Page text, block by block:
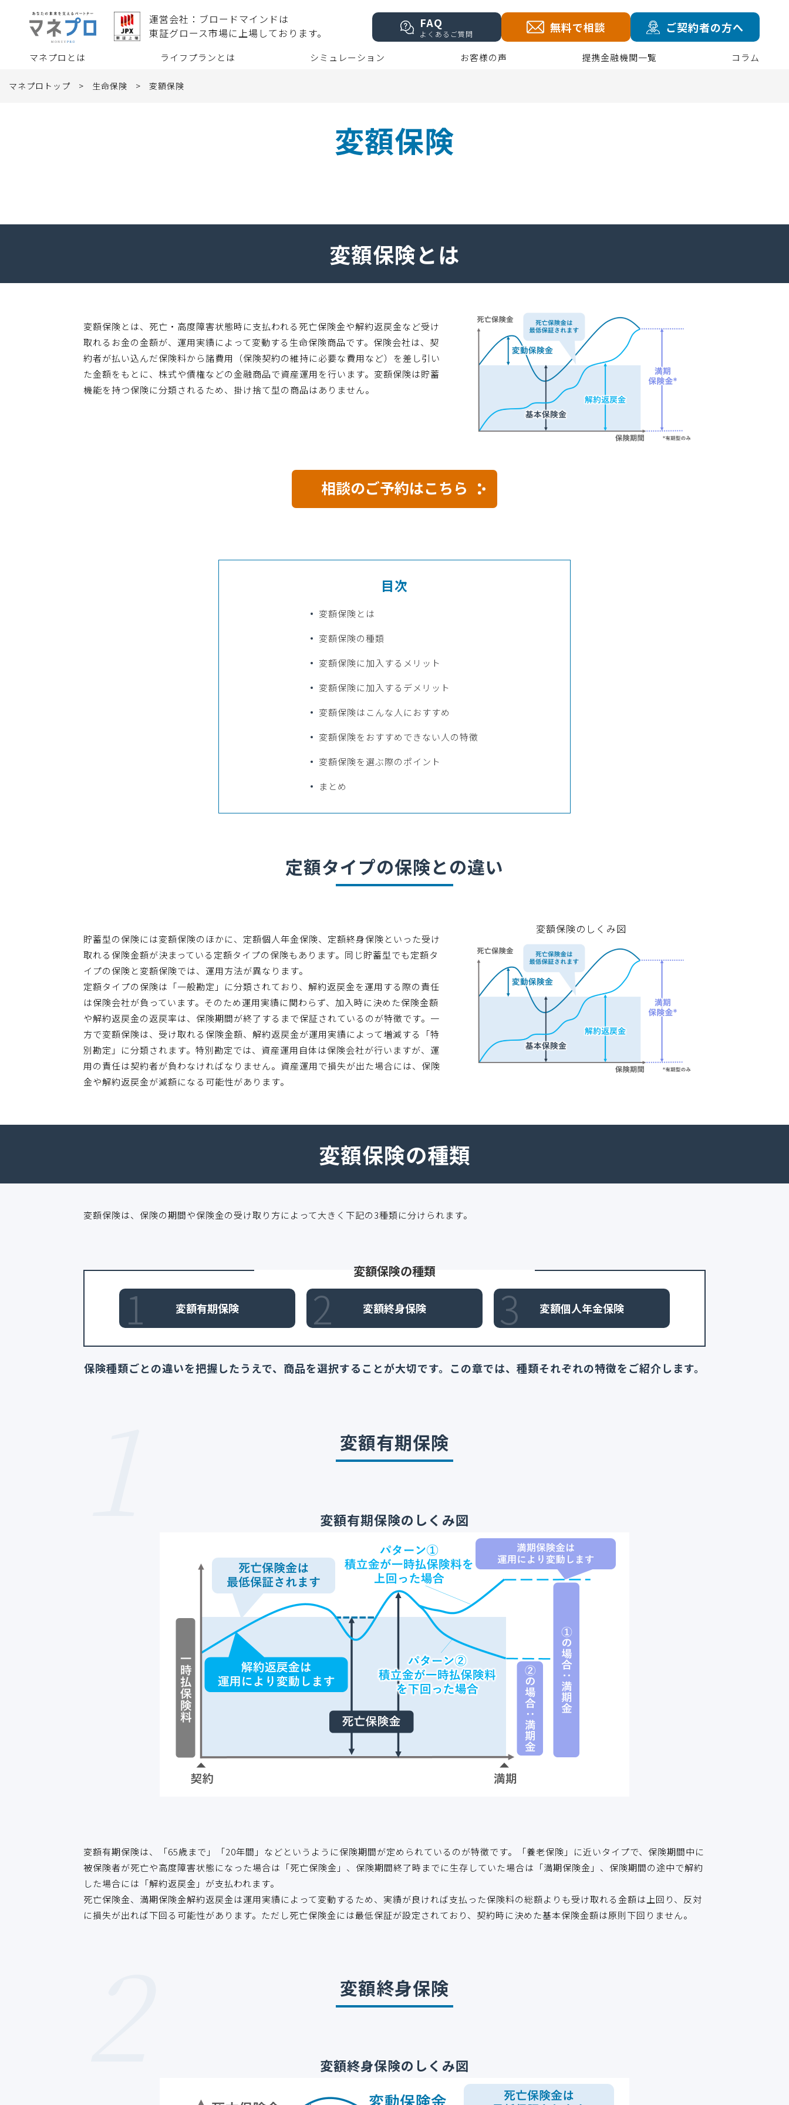
運営会社：ブロードマインドは
東証グロース市場に上場しております。
FAQ
よくあるご質問 無料で相談 ご契約者の方へ
マネプロとは ライフプランとは シミュレーション お客様の声 提携金融機関一覧 コラム
マネプロトップ > 生命保険 > 変額保険
変額保険
変額保険とは
変額保険とは、死亡・高度障害状態時に支払われる死亡保険金や解約返戻金など受け
取れるお金の金額が、運用実績によって変動する生命保険商品です。保険会社は、契
約者が払い込んだ保険料から諸費用（保険契約の維持に必要な費用など）を差し引い
た金額をもとに、株式や債権などの金融商品で資産運用を行います。変額保険は貯蓄
機能を持つ保険に分類されるため、掛け捨て型の商品はありません。
相談のご予約はこちら
目次
変額保険とは
変額保険の種類
変額保険に加入するメリット
変額保険に加入するデメリット
変額保険はこんな人におすすめ
変額保険をおすすめできない人の特徴
変額保険を選ぶ際のポイント
まとめ
定額タイプの保険との違い
変額保険のしくみ図
貯蓄型の保険には変額保険のほかに、定額個人年金保険、定額終身保険といった受け
取れる保険金額が決まっている定額タイプの保険もあります。同じ貯蓄型でも定額タ
イプの保険と変額保険では、運用方法が異なります。
定額タイプの保険は「一般勘定」に分類されており、解約返戻金を運用する際の責任
は保険会社が負っています。そのため運用実績に関わらず、加入時に決めた保険金額
や解約返戻金の返戻率は、保険期間が終了するまで保証されているのが特徴です。一
方で変額保険は、受け取れる保険金額、解約返戻金が運用実績によって増減する「特
別勘定」に分類されます。特別勘定では、資産運用自体は保険会社が行いますが、運
用の責任は契約者が負わなければなりません。資産運用で損失が出た場合には、保険
金や解約返戻金が減額になる可能性があります。
変額保険の種類
変額保険は、保険の期間や保険金の受け取り方によって大きく下記の3種類に分けられます。
変額保険の種類
1 変額有期保険 2 変額終身保険 3 変額個人年金保険
保険種類ごとの違いを把握したうえで、商品を選択することが大切です。この章では、種類それぞれの特徴をご紹介します。
変額有期保険
変額有期保険のしくみ図
変額有期保険は、「65歳まで」「20年間」などというように保険期間が定められているのが特徴です。「養老保険」に近いタイプで、保険期間中に
被保険者が死亡や高度障害状態になった場合は「死亡保険金」、保険期間終了時までに生存していた場合は「満期保険金」、保険期間の途中で解約
した場合には「解約返戻金」が支払われます。
死亡保険金、満期保険金解約返戻金は運用実績によって変動するため、実績が良ければ支払った保険料の総額よりも受け取れる金額は上回り、反対
に損失が出れば下回る可能性があります。ただし死亡保険金には最低保証が設定されており、契約時に決めた基本保険金額は原則下回りません。
変額終身保険
変額終身保険のしくみ図